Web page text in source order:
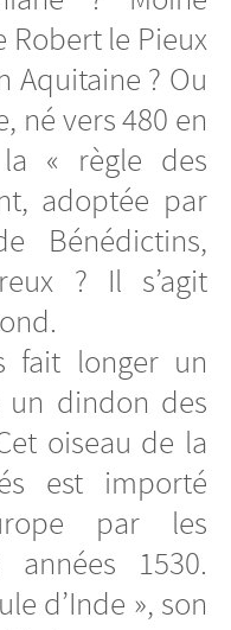
le Pieux
Aquitaine ? Ou
né vers 480 en
« règle des
adoptée par
Bénédictins,
? Il s’agit
fait longer un
un dindon des
oiseau de la
est importé
par les
années 1530.
d’Inde », son